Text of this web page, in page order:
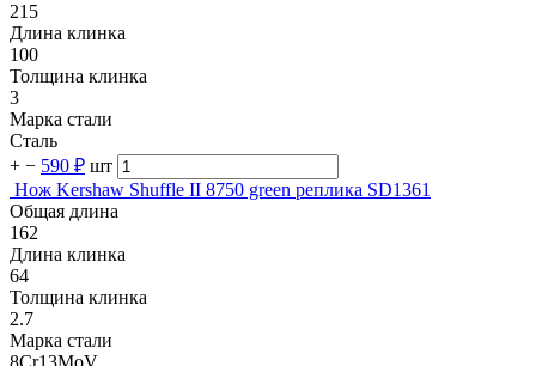
215
Длина клинка
100
Толщина клинка
3
Марка стали
Сталь
+ − 590 ₽ шт
Нож Kershaw Shuffle II 8750 green реплика SD1361
Общая длина
162
Длина клинка
64
Толщина клинка
2.7
Марка стали
8Cr13MoV